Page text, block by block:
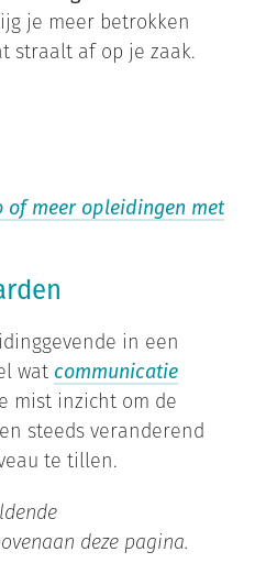
je meer betrokken
straalt af op je zaak.
of meer opleidingen met
in een
wat communicatie
mist inzicht om de
steeds veranderend
te tillen.
deze pagina.